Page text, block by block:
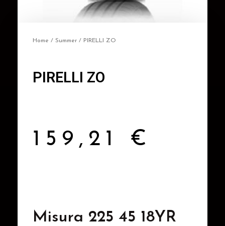
Home / Summer / PIRELLI ZO
PIRELLI ZO
159,21 €
Misura 225 45 18YR